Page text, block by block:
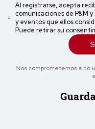
Al registrarse, acepta
comunicaciones de P&M
y eventos que ellos
Puede retirar su
Nos comprometemos a no